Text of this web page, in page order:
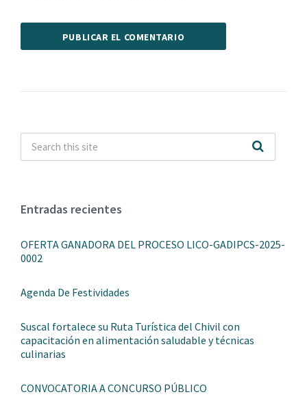
Entradas recientes
OFERTA GANADORA DEL PROCESO LICO-GADIPCS-2025-
0002
Agenda De Festividades
Suscal fortalece su Ruta Turística del Chivil con
capacitación en alimentación saludable y técnicas
culinarias
CONVOCATORIA A CONCURSO PÚBLICO